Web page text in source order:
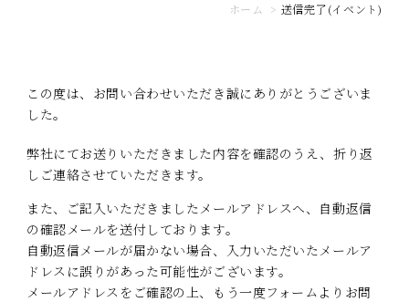
ホーム > 送信完了(イベント)
この度は、お問い合わせいただき誠にありがとうございま
した。
弊社にてお送りいただきました内容を確認のうえ、折り返
しご連絡させていただきます。
また、ご記入いただきましたメールアドレスへ、自動返信
の確認メールを送付しております。
自動返信メールが届かない場合、入力いただいたメールア
ドレスに誤りがあった可能性がございます。
メールアドレスをご確認の上、もう一度フォームよりお問